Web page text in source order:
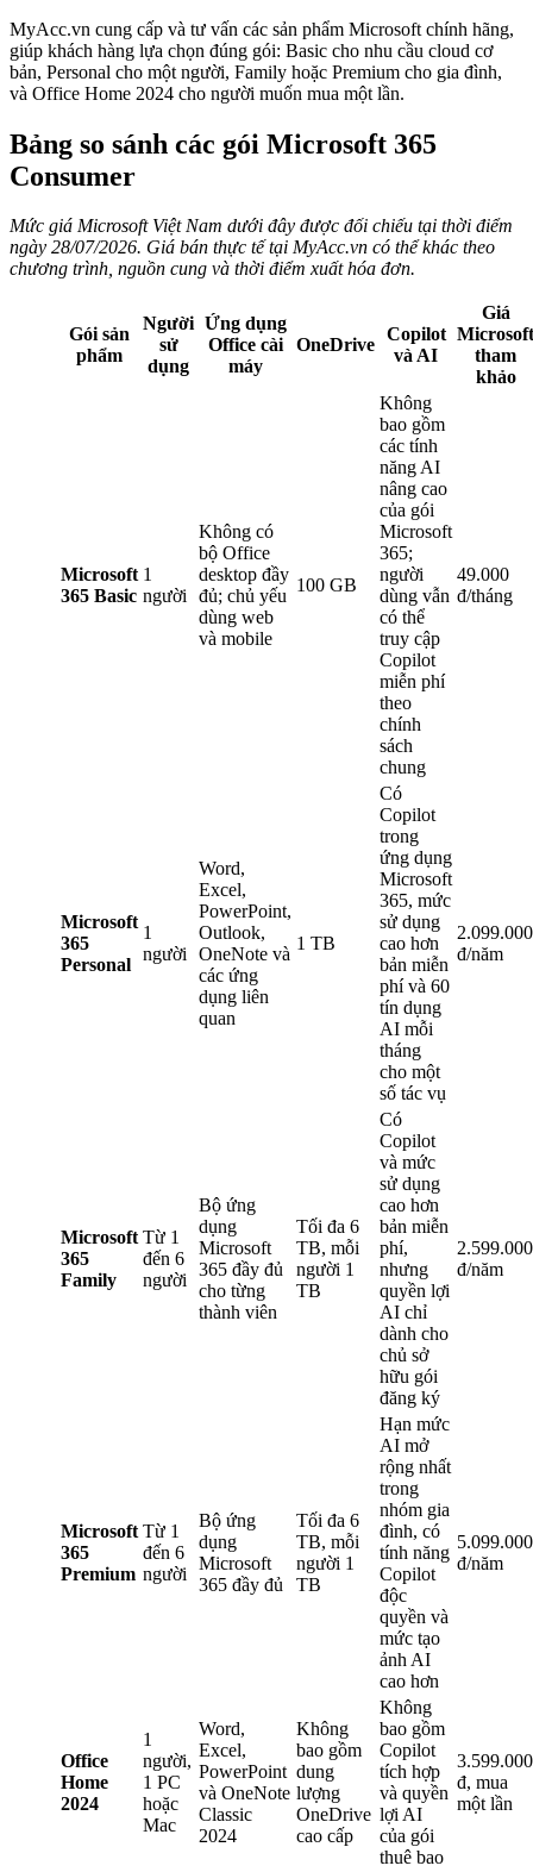
MyAcc.vn cung cấp và tư vấn các sản phẩm Microsoft chính hãng,
giúp khách hàng lựa chọn đúng gói: Basic cho nhu cầu cloud cơ
bản, Personal cho một người, Family hoặc Premium cho gia đình,
và Office Home 2024 cho người muốn mua một lần.
Bảng so sánh các gói Microsoft 365
Consumer
Mức giá Microsoft Việt Nam dưới đây được đối chiếu tại thời điểm
ngày 28/07/2026. Giá bán thực tế tại MyAcc.vn có thể khác theo
chương trình, nguồn cung và thời điểm xuất hóa đơn.
Gói sản
phẩm
Người
sử
dụng
Ứng dụng
Office cài
máy
OneDrive
Copilot
và AI
Giá
Microsoft
tham
khảo
Microsoft
365 Basic
1
người
Không có
bộ Office
desktop đầy
đủ; chủ yếu
dùng web
và mobile
100 GB
Không
bao gồm
các tính
năng AI
nâng cao
của gói
Microsoft
365;
người
dùng vẫn
có thể
truy cập
Copilot
miễn phí
theo
chính
sách
chung
49.000
đ/tháng
Microsoft
365
Personal
1
người
Word,
Excel,
PowerPoint,
Outlook,
OneNote và
các ứng
dụng liên
quan
1 TB
Có
Copilot
trong
ứng dụng
Microsoft
365, mức
sử dụng
cao hơn
bản miễn
phí và 60
tín dụng
AI mỗi
tháng
cho một
số tác vụ
2.099.000
đ/năm
Microsoft
365
Family
Từ 1
đến 6
người
Bộ ứng
dụng
Microsoft
365 đầy đủ
cho từng
thành viên
Tối đa 6
TB, mỗi
người 1
TB
Có
Copilot
và mức
sử dụng
cao hơn
bản miễn
phí,
nhưng
quyền lợi
AI chỉ
dành cho
chủ sở
hữu gói
đăng ký
2.599.000
đ/năm
Microsoft
365
Premium
Từ 1
đến 6
người
Bộ ứng
dụng
Microsoft
365 đầy đủ
Tối đa 6
TB, mỗi
người 1
TB
Hạn mức
AI mở
rộng nhất
trong
nhóm gia
đình, có
tính năng
Copilot
độc
quyền và
mức tạo
ảnh AI
cao hơn
5.099.000
đ/năm
Office
Home
2024
1
người,
1 PC
hoặc
Mac
Word,
Excel,
PowerPoint
và OneNote
Classic
2024
Không
bao gồm
dung
lượng
OneDrive
cao cấp
Không
bao gồm
Copilot
tích hợp
và quyền
lợi AI
của gói
thuê bao
3.599.000
đ, mua
một lần